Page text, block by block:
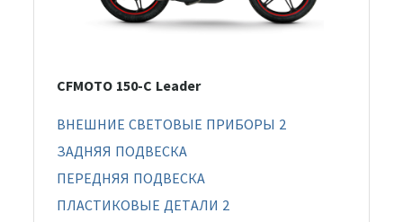
CFMOTO 150-C Leader
ВНЕШНИЕ СВЕТОВЫЕ ПРИБОРЫ 2
ЗАДНЯЯ ПОДВЕСКА
ПЕРЕДНЯЯ ПОДВЕСКА
ПЛАСТИКОВЫЕ ДЕТАЛИ 2